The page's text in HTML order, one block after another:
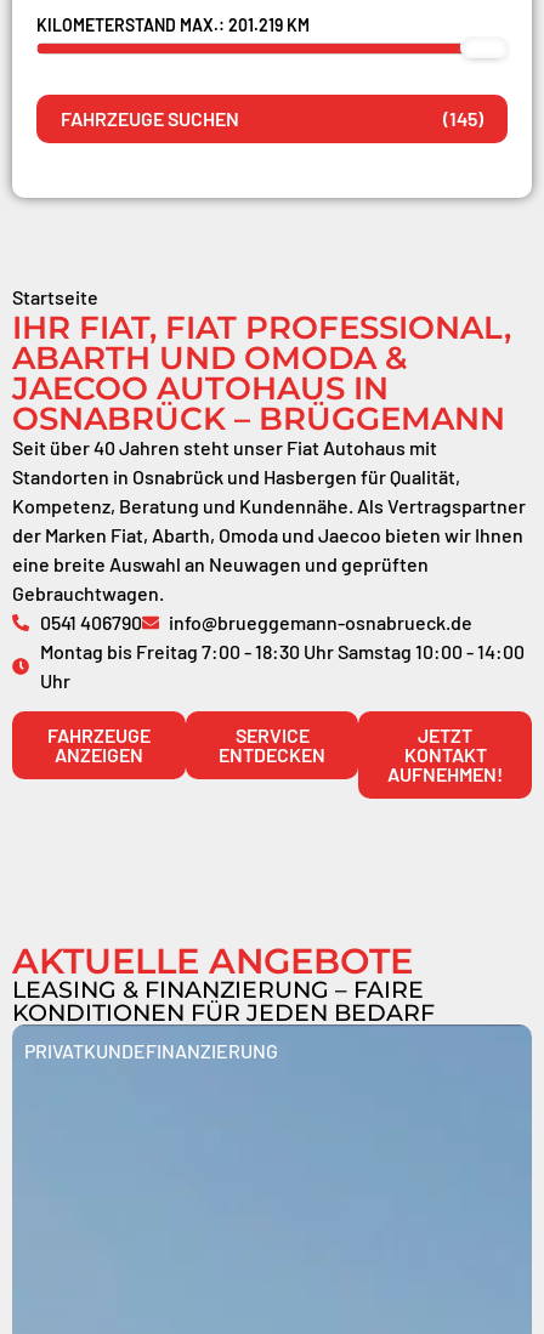
KILOMETERSTAND MAX.: 201.219 KM
FAHRZEUGE SUCHEN (145)
Startseite
IHR FIAT, FIAT PROFESSIONAL,
ABARTH UND OMODA &
JAECOO AUTOHAUS IN
OSNABRÜCK – BRÜGGEMANN
Seit über 40 Jahren steht unser Fiat Autohaus mit
Standorten in Osnabrück und Hasbergen für Qualität,
Kompetenz, Beratung und Kundennähe. Als Vertragspartner
der Marken Fiat, Abarth, Omoda und Jaecoo bieten wir Ihnen
eine breite Auswahl an Neuwagen und geprüften
Gebrauchtwagen.
0541 406790
info@brueggemann-osnabrueck.de
Montag bis Freitag 7:00 - 18:30 Uhr Samstag 10:00 - 14:00
Uhr
FAHRZEUGE
ANZEIGEN
SERVICE
ENTDECKEN
JETZT
KONTAKT
AUFNEHMEN!
AKTUELLE ANGEBOTE
LEASING & FINANZIERUNG – FAIRE
KONDITIONEN FÜR JEDEN BEDARF
PRIVATKUNDEFINANZIERUNG